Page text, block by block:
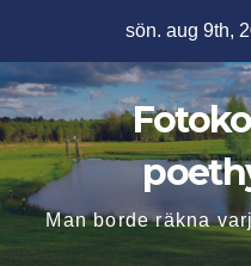
innehåll
sön. aug 9th,
Man borde räkna